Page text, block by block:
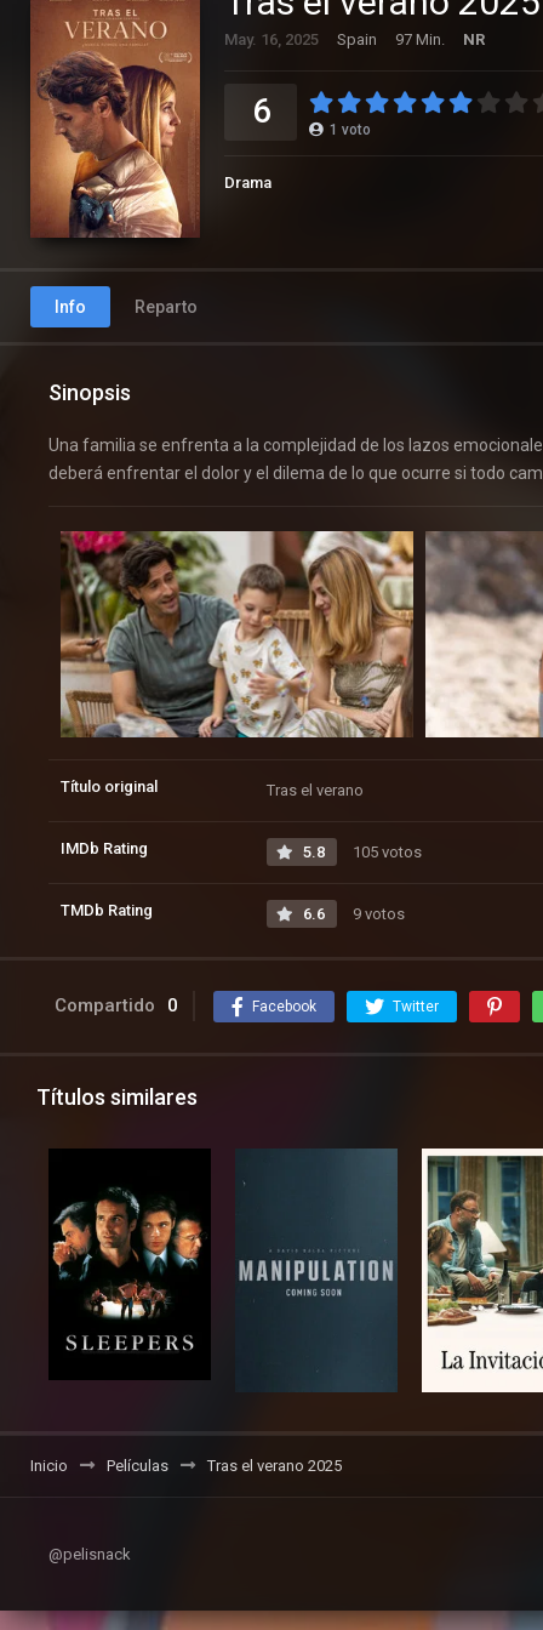
May. 16, 2025 Spain 97 Min. NR
6 1 voto
Drama
Info Reparto
Sinopsis
Una familia se enfrenta a la complejidad de los lazos
deberá enfrentar el dolor y el dilema de lo que ocurre si todo
Título original Tras el verano
IMDb Rating 5.8 105 votos
TMDb Rating 6.6 9 votos
Compartido 0 Facebook Twitter
Títulos similares
Inicio Películas Tras el verano 2025
@pelisnack